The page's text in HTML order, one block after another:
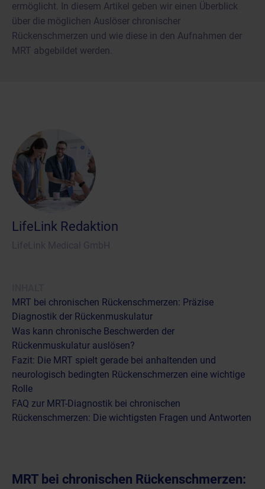
ermöglicht. In diesem Artikel geben wir einen Überblick
über die möglichen Auslöser chronischer
Rückenschmerzen und wie diese in den Aufnahmen der
MRT abgebildet werden.
LifeLink Redaktion
MRT bei chronischen Rückenschmerzen: Präzise
Diagnostik der Rückenmuskulatur
Was kann chronische Beschwerden der
Rückenmuskulatur auslösen?
Fazit: Die MRT spielt gerade bei anhaltenden und
neurologisch bedingten Rückenschmerzen eine wichtige
Rolle
FAQ zur MRT-Diagnostik bei chronischen
Rückenschmerzen: Die wichtigsten Fragen und Antworten
MRT bei chronischen Rückenschmerzen: